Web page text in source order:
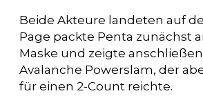
Beide Akteure landeten auf
Page packte Penta zunächst
Maske und zeigte
Avalanche Powerslam, der
für einen 2-Count reichte.